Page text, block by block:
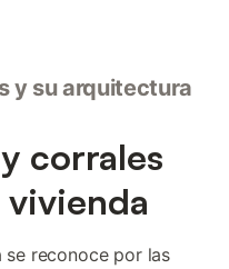
y su arquitectura
corrales
se reconoce por las